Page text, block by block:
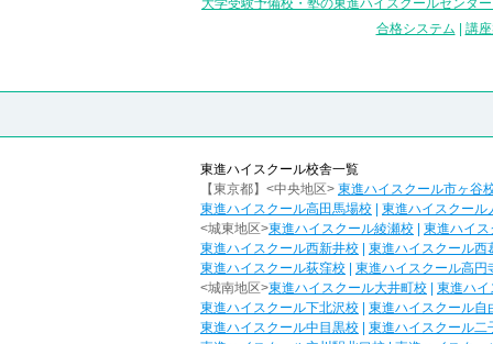
大学受験予備校・塾の東進ハイスクールセンタ
合格システム
講
東進ハイスクール校舎一覧
【東京都】<中央地区> 東進ハイスクール市ヶ谷
東進ハイスクール高田馬場校
東進ハイスクール
<城東地区>東進ハイスクール綾瀬校
東進ハイ
東進ハイスクール西新井校
東進ハイスクール西
東進ハイスクール荻窪校
東進ハイスクール高円
<城南地区>東進ハイスクール大井町校
東進ハイ
東進ハイスクール下北沢校
東進ハイスクール自
東進ハイスクール中目黒校
東進ハイスクール二